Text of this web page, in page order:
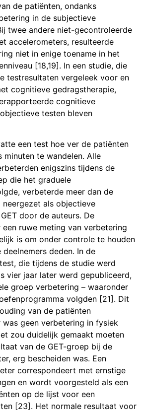
de patiënten, ondanks
in de subjectieve
twee andere niet-gecontroleerde
accelerometers, resulteerde
niet in enige toename in het
[18,19]. In een studie, die
testresultaten vergeleek voor en
cognitieve gedragstherapie,
cognitieve
testen bleven
een test hoe ver de patiënten
minuten te wandelen. Alle
enigszins tijdens de
die het graduele
verbeterde meer dan de
als objectieve
door de auteurs. De
ruwe meting van verbetering
is om onder controle te houden
deden. In de
die tijdens de studie werd
vier jaar later werd gepubliceerd,
groep verbetering – waaronder
volgden [21]. Dit
van de patiënten
was geen verbetering in fysiek
zou duidelijk gemaakt moeten
van de GET-groep bij de
erg bescheiden was. Een
correspondeert met ernstige
en wordt voorgesteld als een
op de lijst voor een
[23]. Het normale resultaat voor